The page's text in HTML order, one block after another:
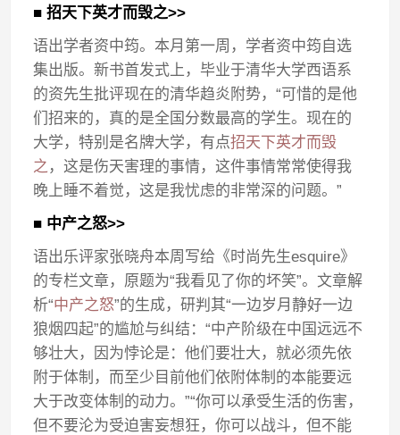
■ 招天下英才而毁之>>
语出学者资中筠。本月第一周，学者资中筠自选
集出版。新书首发式上，毕业于清华大学西语系
的资先生批评现在的清华趋炎附势，“可惜的是他
们招来的，真的是全国分数最高的学生。现在的
大学，特别是名牌大学，有点招天下英才而毁
之 ，这是伤天害理的事情，这件事情常常使得我
晚上睡不着觉，这是我忧虑的非常深的问题。”
■ 中产之怒>>
语出乐评家张晓舟本周写给《时尚先生esquire》
的专栏文章，原题为“我看见了你的坏笑”。文章解
析“中产之怒”的生成，研判其“一边岁月静好一边
狼烟四起”的尴尬与纠结：“中产阶级在中国远远不
够壮大，因为悖论是：他们要壮大，就必须先依
附于体制，而至少目前他们依附体制的本能要远
大于改变体制的动力。”“你可以承受生活的伤害，
但不要沦为受迫害妄想狂，你可以战斗，但不能